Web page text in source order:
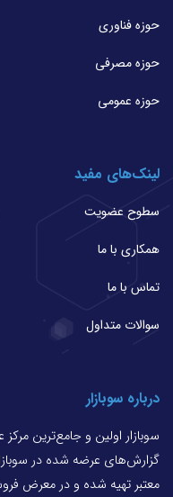
حوزه فناوری
حوزه مصرفی
حوزه عمومی
لینک‌های مفید
سطوح عضویت
همکاری با ما
تماس با ما
سوالات متداول
درباره سوبازار
سوبازار اولین و جامع‌ترین
گزارش‌های عرضه شده در
معتبر تهیه شده و در معرض